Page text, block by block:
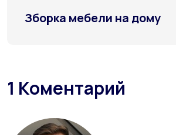
Зборка мебели на дому
1 Коментарий